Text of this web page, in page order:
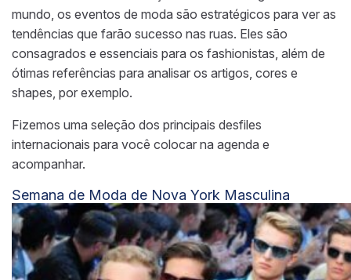
mundo, os eventos de moda são estratégicos para ver as
tendências que farão sucesso nas ruas. Eles são
consagrados e essenciais para os fashionistas, além de
ótimas referências para analisar os artigos, cores e
shapes, por exemplo.
Fizemos uma seleção dos principais desfiles
internacionais para você colocar na agenda e
acompanhar.
Semana de Moda de Nova York Masculina